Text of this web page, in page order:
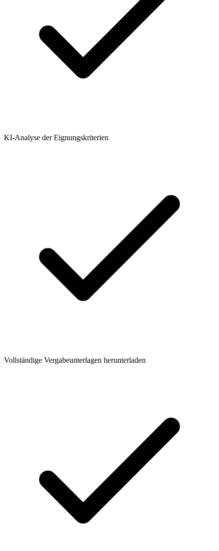
KI-Analyse der Eignungskriterien
Vollständige Vergabeunterlagen herunterladen